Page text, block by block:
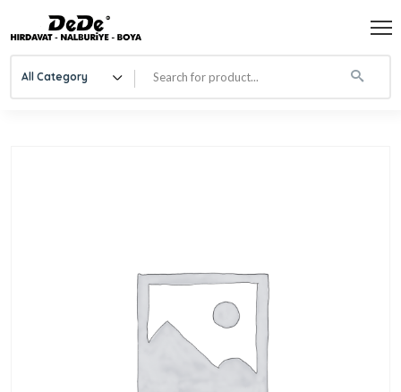
All Category